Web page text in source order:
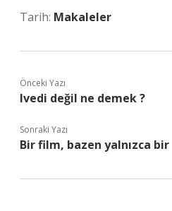
Tarih: Makaleler
Önceki Yazı
Ivedi değil ne demek ?
Sonraki Yazı
Bir film, bazen yalnızca bir